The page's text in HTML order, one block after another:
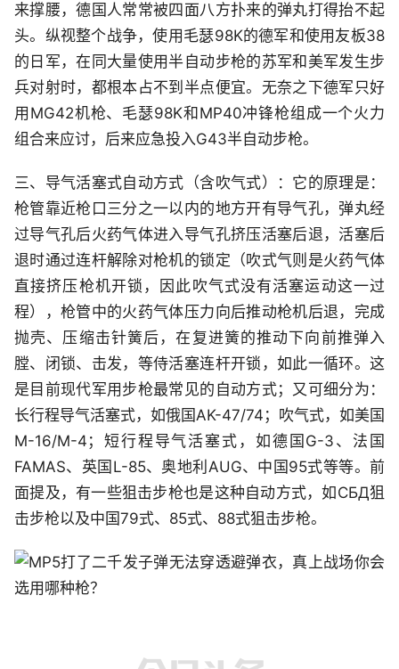
来撑腰，德国人常常被四面八方扑来的弹丸打得抬不起
头。纵视整个战争，使用毛瑟98K的德军和使用友板38
的日军，在同大量使用半自动步枪的苏军和美军发生步
兵对射时，都根本占不到半点便宜。无奈之下德军只好
用MG42机枪、毛瑟98K和MP40冲锋枪组成一个火力
组合来应讨，后来应急投入G43半自动步枪。
三、导气活塞式自动方式（含吹气式）：它的原理是：
枪管靠近枪口三分之一以内的地方开有导气孔，弹丸经
过导气孔后火药气体进入导气孔挤压活塞后退，活塞后
退时通过连杆解除对枪机的锁定（吹式气则是火药气体
直接挤压枪机开锁，因此吹气式没有活塞运动这一过
程），枪管中的火药气体压力向后推动枪机后退，完成
抛壳、压缩击针簧后，在复进簧的推动下向前推弹入
膛、闭锁、击发，等侍活塞连杆开锁，如此一循环。这
是目前现代军用步枪最常见的自动方式；又可细分为：
长行程导气活塞式，如俄国AK-47/74；吹气式，如美国
M-16/M-4；短行程导气活塞式，如德国G-3、法国
FAMAS、英国L-85、奥地利AUG、中国95式等等。前
面提及，有一些狙击步枪也是这种自动方式，如СБД狙
击步枪以及中国79式、85式、88式狙击步枪。